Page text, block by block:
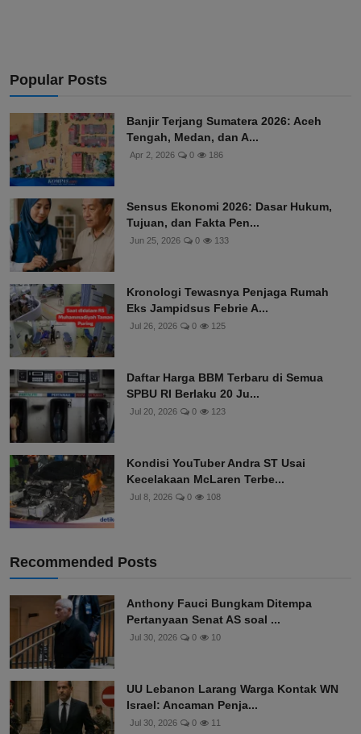
Popular Posts
Banjir Terjang Sumatera 2026: Aceh
Tengah, Medan, dan A...
Apr 2, 2026 0 186
Sensus Ekonomi 2026: Dasar Hukum,
Tujuan, dan Fakta Pen...
Jun 25, 2026 0 133
Kronologi Tewasnya Penjaga Rumah
Eks Jampidsus Febrie A...
Jul 26, 2026 0 125
Daftar Harga BBM Terbaru di Semua
SPBU RI Berlaku 20 Ju...
Jul 20, 2026 0 123
Kondisi YouTuber Andra ST Usai
Kecelakaan McLaren Terbe...
Jul 8, 2026 0 108
Recommended Posts
Anthony Fauci Bungkam Ditempa
Pertanyaan Senat AS soal ...
Jul 30, 2026 0 10
UU Lebanon Larang Warga Kontak WN
Israel: Ancaman Penja...
Jul 30, 2026 0 11